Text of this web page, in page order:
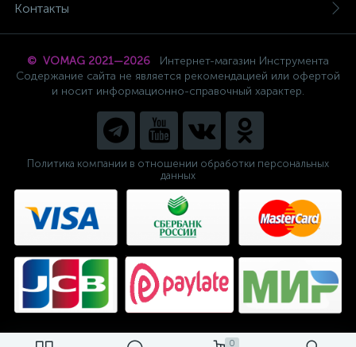
0
Контакты
© VOMAG 2021—2026
Интернет-магазин Инструмента
Содержание сайта не является рекомендацией или офертой
и носит информационно-справочный характер.
Политика компании в отношении обработки персональных
данных